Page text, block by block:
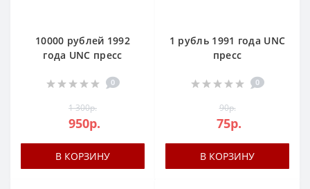
10000 рублей 1992
года UNC пресc
0
1 300р.
950р.
В КОРЗИНУ
1 рубль 1991 года UNC
пресс
0
90р.
75р.
В КОРЗИНУ